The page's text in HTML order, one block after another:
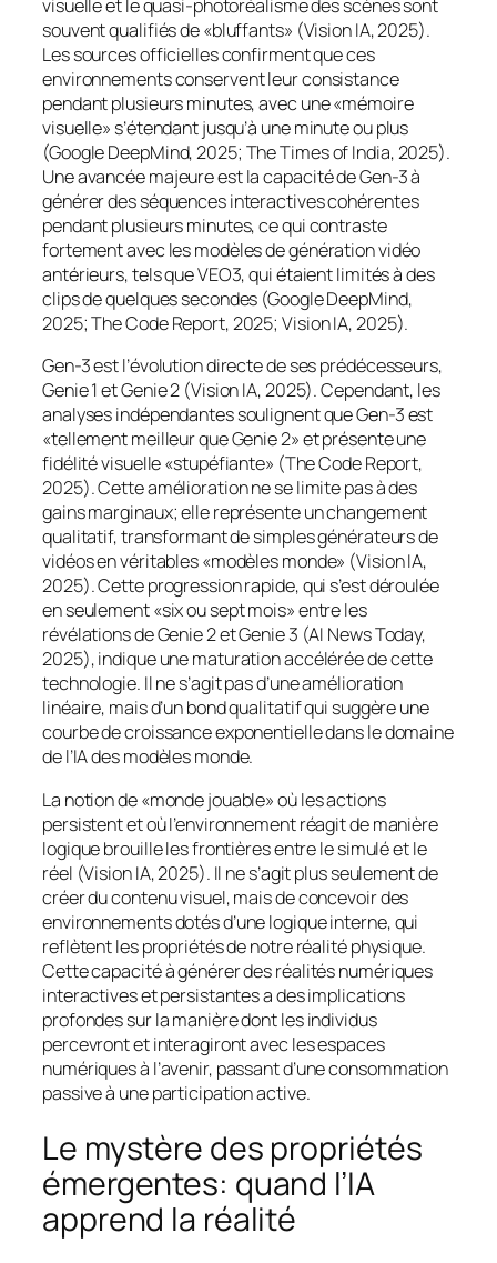
visuelle et le quasi-photoréalisme des scènes sont
souvent qualifiés de «bluffants» (Vision IA, 2025).
Les sources officielles confirment que ces
environnements conservent leur consistance
pendant plusieurs minutes, avec une «mémoire
visuelle» s’étendant jusqu’à une minute ou plus
(Google DeepMind, 2025; The Times of India, 2025).
Une avancée majeure est la capacité de Gen-3 à
générer des séquences interactives cohérentes
pendant plusieurs minutes, ce qui contraste
fortement avec les modèles de génération vidéo
antérieurs, tels que VEO3, qui étaient limités à des
clips de quelques secondes (Google DeepMind,
2025; The Code Report, 2025; Vision IA, 2025).
Gen-3 est l’évolution directe de ses prédécesseurs,
Genie 1 et Genie 2 (Vision IA, 2025). Cependant, les
analyses indépendantes soulignent que Gen-3 est
«tellement meilleur que Genie 2» et présente une
fidélité visuelle «stupéfiante» (The Code Report,
2025). Cette amélioration ne se limite pas à des
gains marginaux; elle représente un changement
qualitatif, transformant de simples générateurs de
vidéos en véritables «modèles monde» (Vision IA,
2025). Cette progression rapide, qui s’est déroulée
en seulement «six ou sept mois» entre les
révélations de Genie 2 et Genie 3 (AI News Today,
2025), indique une maturation accélérée de cette
technologie. Il ne s’agit pas d’une amélioration
linéaire, mais d’un bond qualitatif qui suggère une
courbe de croissance exponentielle dans le domaine
de l’IA des modèles monde.
La notion de «monde jouable» où les actions
persistent et où l’environnement réagit de manière
logique brouille les frontières entre le simulé et le
réel (Vision IA, 2025). Il ne s’agit plus seulement de
créer du contenu visuel, mais de concevoir des
environnements dotés d’une logique interne, qui
reflètent les propriétés de notre réalité physique.
Cette capacité à générer des réalités numériques
interactives et persistantes a des implications
profondes sur la manière dont les individus
percevront et interagiront avec les espaces
numériques à l’avenir, passant d’une consommation
passive à une participation active.
Le mystère des propriétés
émergentes: quand l’IA
apprend la réalité